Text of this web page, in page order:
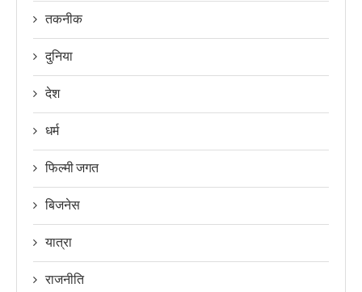
तकनीक
दुनिया
देश
धर्म
फिल्मी जगत
बिजनेस
यात्रा
राजनीति